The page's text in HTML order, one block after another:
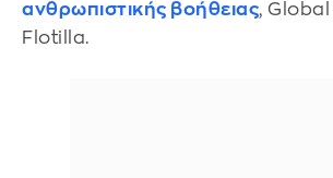
ανθρωπιστικής βοήθειας, Global
Flotilla.